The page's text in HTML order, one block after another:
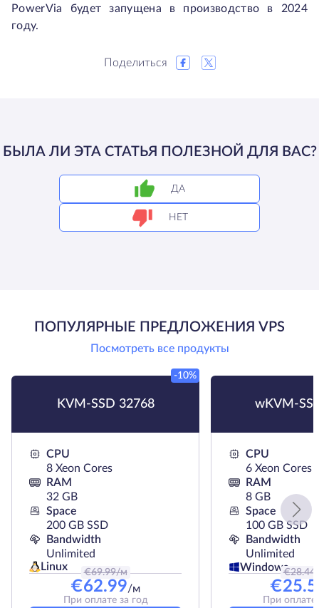
PowerVia будет запущена в производство в 2024
году.
Поделиться
БЫЛА ЛИ ЭТА СТАТЬЯ ПОЛЕЗНОЙ ДЛЯ ВАС?
ДА
НЕТ
ПОПУЛЯРНЫЕ ПРЕДЛОЖЕНИЯ VPS
Посмотреть все продукты
KVM-SSD 32768
-10%
CPU
8 Xeon Cores
RAM
32 GB
Space
200 GB SSD
Bandwidth
Unlimited
Linux
€69.99/м
€62.99/м
При оплате за год
wKVM-
CPU
6 Xeon Cores
RAM
8 GB
Space
100 GB SSD
Bandwidth
Unlimited
Windows
€28.44
€
При оплате